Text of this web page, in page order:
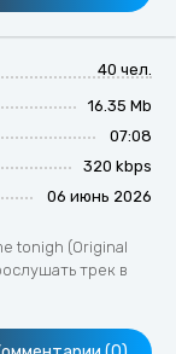
40 чел.
16.35 Mb
07:08
320 kbps
06 июнь 2026
tonigh (Original
трек в